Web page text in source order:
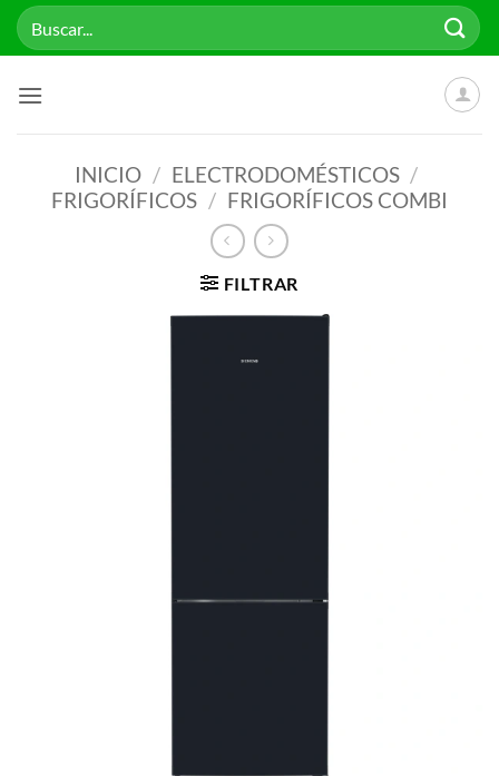
Saltar
Buscar
por:
INICIO / ELECTRODOMÉSTICOS /
FRIGORÍFICOS / FRIGORÍFICOS COMBI
FILTRAR